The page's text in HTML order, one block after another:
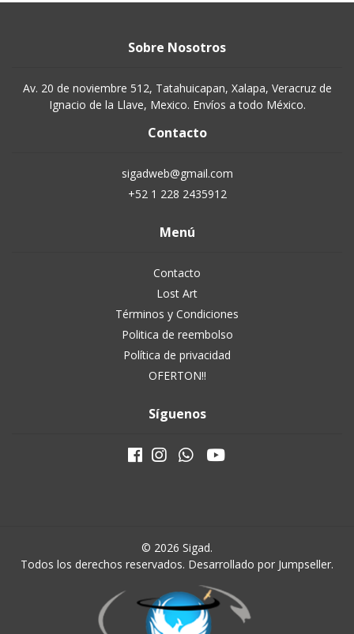
Sobre Nosotros
Av. 20 de noviembre 512, Tatahuicapan, Xalapa, Veracruz de
Ignacio de la Llave, Mexico. Envíos a todo México.
Contacto
sigadweb@gmail.com
+52 1 228 2435912
Menú
Contacto
Lost Art
Términos y Condiciones
Politica de reembolso
Política de privacidad
OFERTON!!
Síguenos
© 2026 Sigad.
Todos los derechos reservados. Desarrollado por Jumpseller.